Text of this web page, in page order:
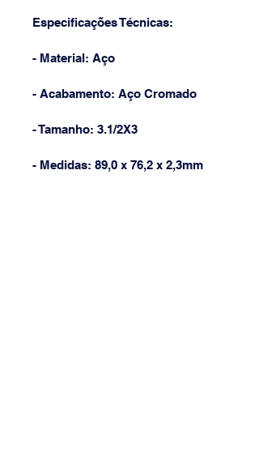
Especificações Técnicas:
- Material: Aço
- Acabamento: Aço Cromado
- Tamanho: 3.1/2X3
- Medidas: 89,0 x 76,2 x 2,3mm